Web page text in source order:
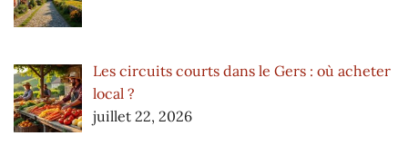
Les circuits courts dans le Gers : où acheter
local ?
juillet 22, 2026